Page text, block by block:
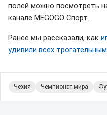
полей можно посмотреть
канале MEGOGO Спорт.
Ранее мы рассказали, как
удивили всех
Чехия Чемпионат мира